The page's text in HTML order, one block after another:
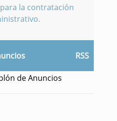
la contratación
RSS